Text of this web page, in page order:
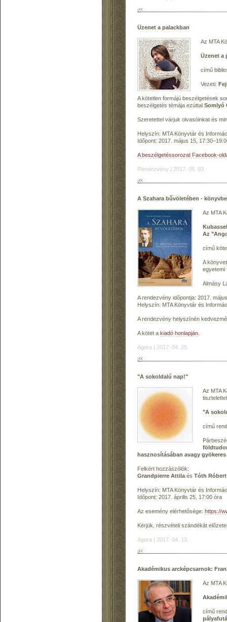
Üzenet a palackban
Az MTA
Üzenet a
című
Vezeti:
A kötetlen formájú beszélgetések
beszélgetés témája ezúttal Somlyó
Szeretettel várjuk olvasóinkat és
Helyszín: MTA Könyvtár és
Időpont: 2017. május 15,
A beszélgetéssorozat Facebook-
Rendezvény | 2017. 05. 03.
A Szahara bűvöletében -
Az MTA
Az
című
A
egyetemi
Almásy
A rendezvény időpontja: 2017.
Helyszín: MTA Könyvtár és
A rendezvény helyszínén
A kötet a kiadó honlapján
Agora | 2017. 04. 25.
"A sokoldalú nap!"
Az MTA
"A
című
hasznosításában avagy
Felkért hozzászólók:
Grandpierre Attila és Tóth Róbert
Helyszín: MTA Könyvtár és
Időpont: 2017. április 25, 17:00 óra
Az esemény elérhetősége: https://
Kérjük, részvételi szándékát
Agora | 2017. 04. 13.
Akadémikus arcképcsarnok:
Az MTA
című